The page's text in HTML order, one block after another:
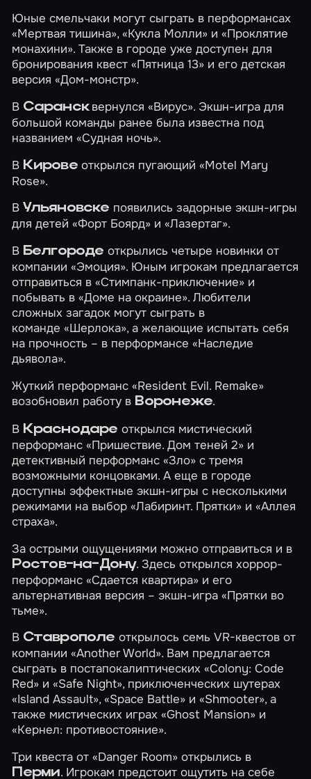
Юные смельчаки могут сыграть в перформансах
«Мертвая тишина»,«Кукла Молли» и«Проклятие
монахини». Также в городе уже доступен для
бронирования квест«Пятница 13» и его детская
версия«Дом-монстр».
В Саранск вернулся«Вирус». Экшн-игра для
большой команды ранее была известна под
названием «Судная ночь».
В Кировеоткрылся пугающий «Motel Mary
Rose».
ВУльяновске появились задорные экшн-игры
для детей«Форт Боярд» и«Лазертаг».
В Белгороде открылись четыре новинки от
компании «Эмоция». Юным игрокам предлагается
отправиться в«Стимпанк-приключение» и
побывать в«Доме на окраине». Любители
сложных загадок могут сыграть в
команде«Шерлока», а желающие испытать себя
на прочность – в перформансе«Наследие
дьявола».
Жуткий перформанс«Resident Evil. Remake»
возобновил работу в Воронеже.
В Краснодаре открылся мистический
перформанс«Пришествие. Дом теней 2» и
детективный перформанс«Зло» с тремя
возможными концовками. А еще в городе
доступны эффектные экшн-игры с несколькими
режимами на выбор«Лабиринт. Прятки» и«Аллея
страха».
За острыми ощущениями можно отправиться и в
Ростов-на-Дону. Здесь открылся хоррор-
перформанс«Сдается квартира» и его
альтернативная версия – экшн-игра«Прятки во
тьме».
В Ставрополе открылось семь VR-квестов от
компании «Another World». Вам предлагается
сыграть в постапокалиптических«Colony: Code
Red» и«Safe Night», приключенческих шутерах
«Island Assault»,«Space Battle» и«Shmooter», а
также мистических играх«Ghost Mansion» и
«Кернел: противостояние».
Три квеста от «Danger Room» открылись в
Перми. Игрокам предстоит ощутить на себе